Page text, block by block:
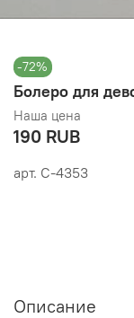
-72%
арт. С-4353
Болеро для
Наша цена
190 RUB
Описание